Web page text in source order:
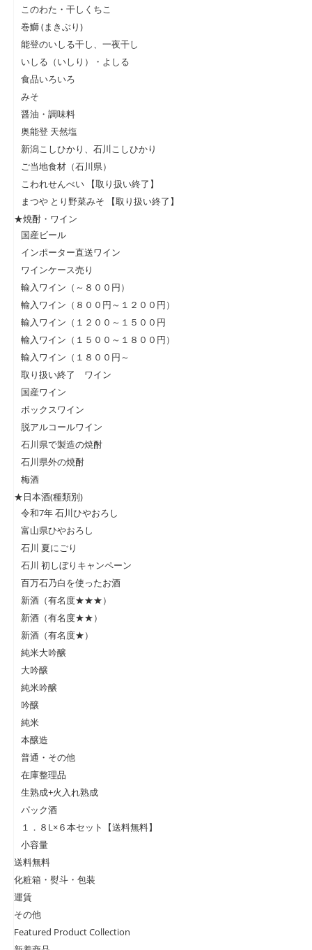
このわた・干しくちこ
巻鰤 (まきぶり)
能登のいしる干し、一夜干し
いしる（いしり）・よしる
食品いろいろ
みそ
醤油・調味料
奥能登 天然塩
新潟こしひかり、石川こしひかり
ご当地食材（石川県）
こわれせんべい 【取り扱い終了】
まつや とり野菜みそ 【取り扱い終了】
★焼酎・ワイン
国産ビール
インポーター直送ワイン
ワインケース売り
輸入ワイン（～８００円）
輸入ワイン（８００円～１２００円）
輸入ワイン（１２００～１５００円
輸入ワイン（１５００～１８００円）
輸入ワイン（１８００円～
取り扱い終了 ワイン
国産ワイン
ボックスワイン
脱アルコールワイン
石川県で製造の焼酎
石川県外の焼酎
梅酒
★日本酒(種類別)
令和7年 石川ひやおろし
富山県ひやおろし
石川 夏にごり
石川 初しぼりキャンペーン
百万石乃白を使ったお酒
新酒（有名度★★★）
新酒（有名度★★）
新酒（有名度★）
純米大吟醸
大吟醸
純米吟醸
吟醸
純米
本醸造
普通・その他
在庫整理品
生熟成+火入れ熟成
パック酒
１．８L×６本セット【送料無料】
小容量
送料無料
化粧箱・熨斗・包装
運賃
その他
Featured Product Collection